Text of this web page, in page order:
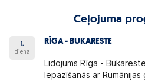
Ceļojuma
1.
diena
RĪGA - BUKARESTE
Lidojums Rīga -
Iepazīšanās ar